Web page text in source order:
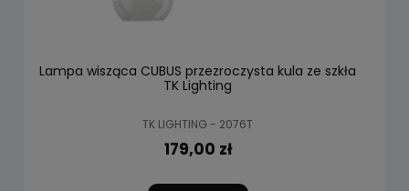
Lampa wisząca CUBUS przezroczysta kula ze szkła
TK Lighting
TK LIGHTING - 2076T
179,00 zł